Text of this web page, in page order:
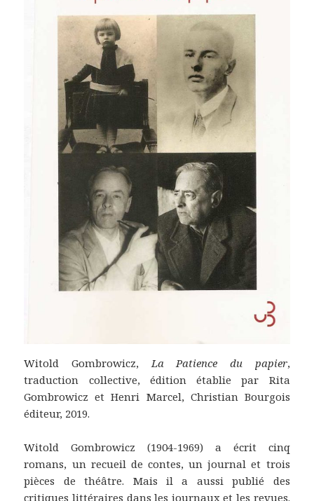
Witold Gombrowicz,La Patience du papier,
traduction collective, édition établie par Rita
Gombrowicz et Henri Marcel, Christian Bourgois
éditeur, 2019.
Witold Gombrowicz (1904-1969) a écrit cinq
romans, un recueil de contes, un journal et trois
pièces de théâtre. Mais il a aussi publié des
critiques littéraires dans les journaux et les revues.